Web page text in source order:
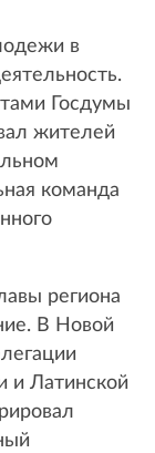
в
Госдумы
жителей
команда
региона
В Новой
и Латинской